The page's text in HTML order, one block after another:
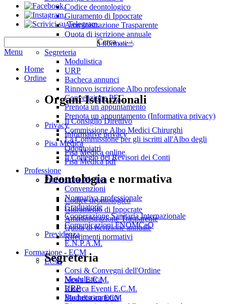
.
.
.
Cerca …
Menu
Home
Ordine
Organi Istituzionali
Il Consiglio Direttivo
Commissione Albo Medici Chirurghi
La Commissione per gli iscritti all'Albo degli
Odontoiatri
Il Collegio dei Revisori dei Conti
Deontologia e normativa
Codice deontologico
Giuramento di Ippocrate
Amministrazione Trasparente
Quota di iscrizione annuale
Riferimenti normativi
Segreteria
Modulistica
URP
Bacheca annunci
Codice deontologico
Giuramento di Ippocrate
Amministrazione Trasparente
Quota di iscrizione annuale
Riferimenti normativi
Segreteria
Modulistica
URP
Bacheca annunci
Rinnovo iscrizione Albo professionale
Convenzione PEC
Prenota un appuntamento
Prenota un appuntamento (Informativa privacy)
Privacy
Informative privacy
Pisa Medica
Pisa Medica online
Pisa Medica pdf
Professione
Professione Medica
Convenzioni
Normativa professionale
Graduatorie
Cooperazione Sanitaria Internazionale
Comunicazioni FNOMCeO
Previdenza
E.N.P.A.M.
Formazione - ECM
ECM
Corsi & Convegni dell'Ordine
News E.C.M.
Ricerca Eventi E.C.M.
Modulistica ECM